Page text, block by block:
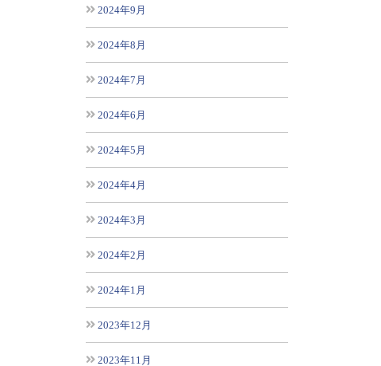
2024年9月
2024年8月
2024年7月
2024年6月
2024年5月
2024年4月
2024年3月
2024年2月
2024年1月
2023年12月
2023年11月